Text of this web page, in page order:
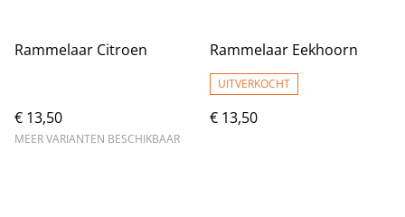
Rammelaar Citroen
€ 13,50
MEER VARIANTEN BESCHIKBAAR
Rammelaar Eekhoorn
UITVERKOCHT
€ 13,50